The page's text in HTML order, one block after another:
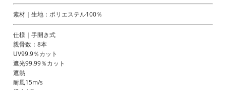
素材｜生地：ポリエステル100％
仕様｜手開き式
親骨数：8本
UV99.9％カット
遮光99.99％カット
遮熱
耐風15m/s